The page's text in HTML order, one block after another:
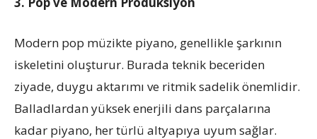
Modern pop müzikte piyano, genellikle şarkının
iskeletini oluşturur. Burada teknik beceriden
ziyade, duygu aktarımı ve ritmik sadelik önemlidir.
Balladlardan yüksek enerjili dans parçalarına
kadar piyano, her türlü altyapıya uyum sağlar.